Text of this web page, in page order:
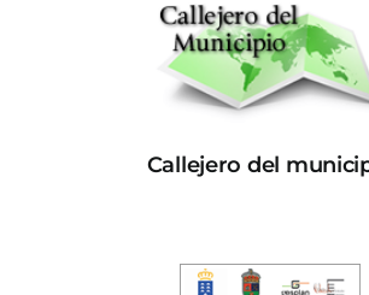
Callejero del